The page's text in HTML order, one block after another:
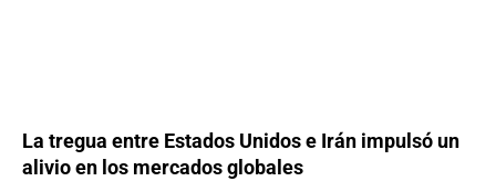
La tregua entre Estados Unidos e Irán impulsó un
alivio en los mercados globales